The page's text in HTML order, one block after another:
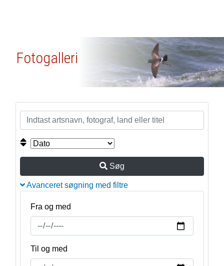
Fotogalleri
Søg
Avanceret søgning med filtre
Fra og med
Til og med